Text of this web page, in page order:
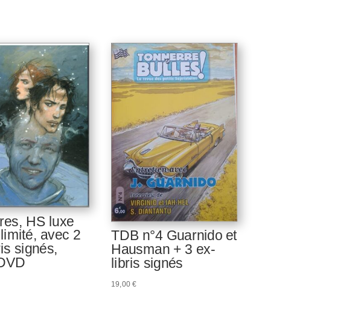
HS luxe
avec 2
signés,
TDB n°4 Guarnido et
Hausman + 3 ex-
libris signés
19,00€